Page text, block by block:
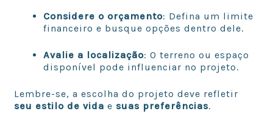
Considere o orçamento: Defina um limite
financeiro e busque opções dentro dele.
Avalie a localização: O terreno ou espaço
disponível pode influenciar no projeto.
Lembre-se, a escolha do projeto deve refletir
seu estilo de vida e suas preferências.